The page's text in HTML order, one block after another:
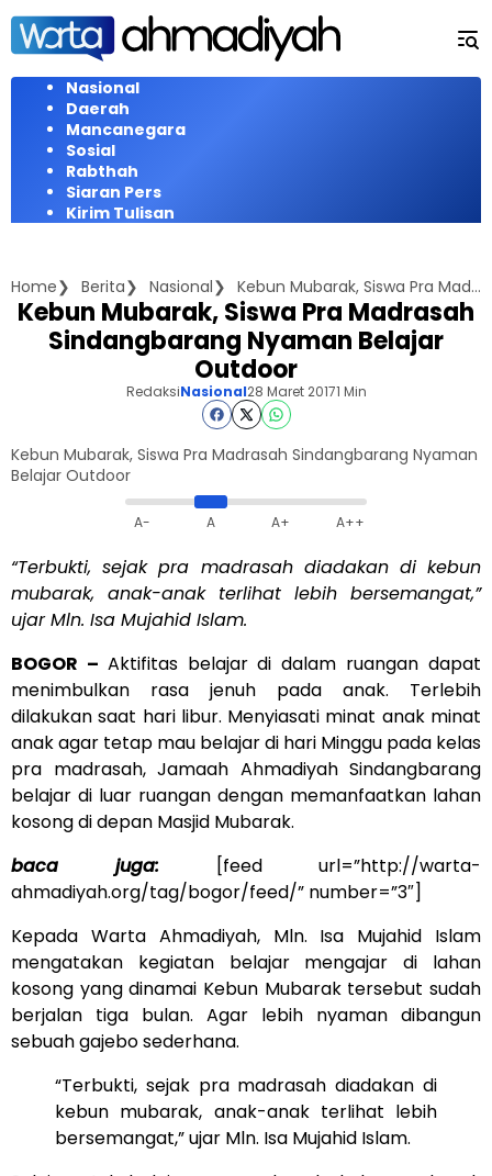
Langsung
konten
Nasional
Daerah
Mancanegara
Sosial
Rabthah
Siaran Pers
Kirim Tulisan
Home Berita Nasional Kebun Mubarak, Siswa Pra Madrasah Sindangbarang Nyaman Belajar Outdoor
Kebun Mubarak, Siswa Pra Madrasah
Sindangbarang Nyaman Belajar
Outdoor
RedaksiNasional28 Maret 20171 Min
Kebun Mubarak, Siswa Pra Madrasah Sindangbarang Nyaman
Belajar Outdoor
A- A A+ A++
“Terbukti, sejak pra madrasah diadakan di kebun
mubarak, anak-anak terlihat lebih bersemangat,”
ujar Mln. Isa Mujahid Islam.
BOGOR – Aktifitas belajar di dalam ruangan dapat
menimbulkan rasa jenuh pada anak. Terlebih
dilakukan saat hari libur. Menyiasati minat anak minat
anak agar tetap mau belajar di hari Minggu pada kelas
pra madrasah, Jamaah Ahmadiyah Sindangbarang
belajar di luar ruangan dengan memanfaatkan lahan
kosong di depan Masjid Mubarak.
baca juga:
[feed url=”http://warta-
ahmadiyah.org/tag/bogor/feed/” number=”3″]
Kepada Warta Ahmadiyah, Mln. Isa Mujahid Islam
mengatakan kegiatan belajar mengajar di lahan
kosong yang dinamai Kebun Mubarak tersebut sudah
berjalan tiga bulan. Agar lebih nyaman dibangun
sebuah gajebo sederhana.
“Terbukti, sejak pra madrasah diadakan di
kebun mubarak, anak-anak terlihat lebih
bersemangat,” ujar Mln. Isa Mujahid Islam.